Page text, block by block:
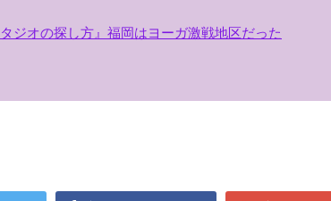
ジオの探し方』福岡はヨーガ激戦地区だった